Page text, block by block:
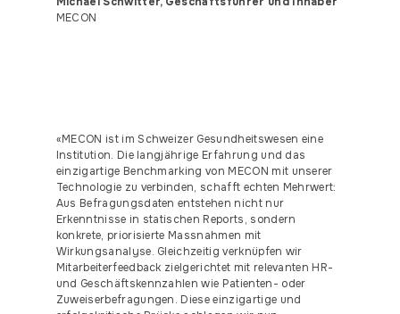
MECON
«MECON ist im Schweizer Gesundheitswesen eine
Institution. Die langjährige Erfahrung und das
einzigartige Benchmarking von MECON mit unserer
Technologie zu verbinden, schafft echten Mehrwert:
Aus Befragungsdaten entstehen nicht nur
Erkenntnisse in statischen Reports, sondern
konkrete, priorisierte Massnahmen mit
Wirkungsanalyse. Gleichzeitig verknüpfen wir
Mitarbeiterfeedback zielgerichtet mit relevanten HR-
und Geschäftskennzahlen wie Patienten- oder
Zuweiserbefragungen. Diese einzigartige und